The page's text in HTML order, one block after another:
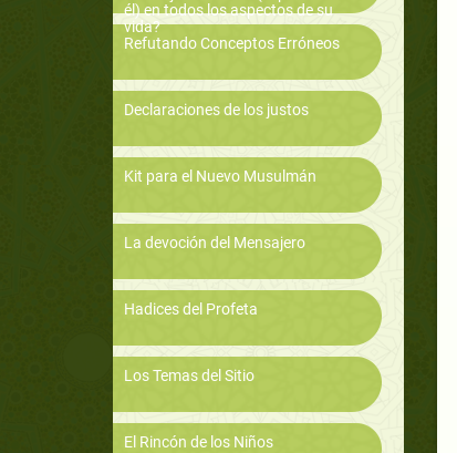
él) en todos los aspectos de su
vida?
Refutando Conceptos Erróneos
Declaraciones de los justos
Kit para el Nuevo Musulmán
La devoción del Mensajero
Hadices del Profeta
Los Temas del Sitio
El Rincón de los Niños